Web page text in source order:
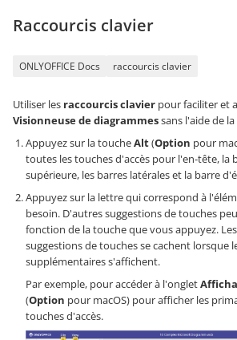
Raccourcis clavier
ONLYOFFICE Docs raccourcis clavier
Utiliser les raccourcis clavier pour faciliter et
Visionneuse de diagrammessans l'aide de
Appuyez sur la toucheAlt(Option pour
toutes les touches d'accès pour l'en-tête, la
supérieure, les barres latérales et la barre
Appuyez sur la lettre qui correspond à
besoin. D'autres suggestions de touches
fonction de la touche que vous appuyez.
suggestions de touches se cachent lorsque
supplémentaires s'affichent.
Par exemple, pour accéder à l'onglet
(Option pour macOS) pour afficher les
touches d'accès.